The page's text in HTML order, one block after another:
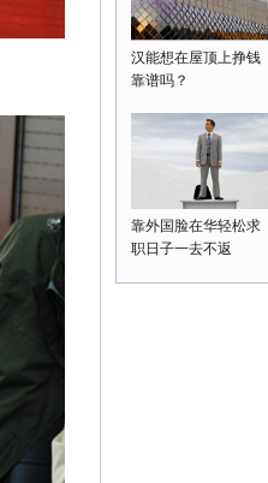
汉能想在屋顶上挣钱
靠谱吗？
靠外国脸在华轻松求
职日子一去不返